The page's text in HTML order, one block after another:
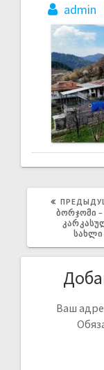
admin
ᲑᲝᲠᲯᲝᲛᲘ –
ᲡᲐᲮᲚᲘ
Ваш